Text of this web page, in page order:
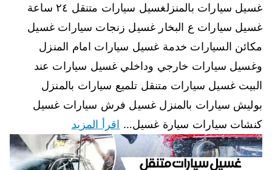
غسيل سيارات بالمنزلغسيل سيارات متنقل ٢٤ ساعة
غسيل سيارات ع البخار غسيل زنجات سيارات غسيل
مكائن السيارات خدمة غسيل سيارات امام المنزل
وغسيل سيارات خارجي وداخلي غسيل سيارات عند
البيت غسيل سيارات متنقل تلميع سيارات بالمنزل
بوليش سيارات بالمنزل غسيل فرش سيارات غسيل
كنشات سيارات سيارة غسيل… اقرأ المزيد